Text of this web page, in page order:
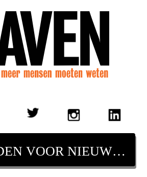
AANMELDEN VOOR NIEUWSBRIEF